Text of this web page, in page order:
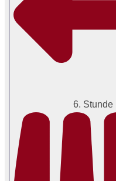
6. Stunde